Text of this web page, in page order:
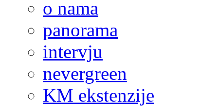
o nama
panorama
intervju
nevergreen
KM ekstenzije